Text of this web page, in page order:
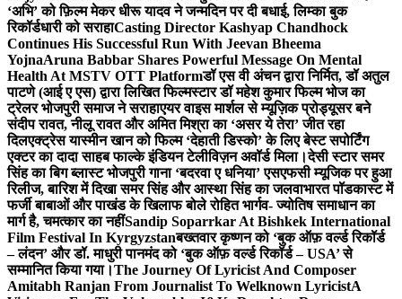
‘अभि’ को फ़िल्म मेकर धीरू यादव ने जन्मदिन पर दी बधाई, लिम्का बुक
रिकॉर्डधारी को सराहाCasting Director Kashyap Chandhock
Continues His Successful Run With Jeevan Bheema
YojnaAruna Babbar Shares Powerful Message On Mental
Health At MSTV OTT Platformडॉ एस वी अंचन द्वारा निर्मित, डॉ अतुल
पाटणे (आई ए एस) द्वारा लिखित फिल्मस्टार डॉ महेश कुमार फिल्म भोज का
ट्रेलर भोजपुरी समाज ने सराहाएयर वाइस मार्शल से म्यूज़िक प्रोड्यूसर बने
संदीप रावत, नीलू रावत और अमित मिश्रा का ‘असर ये तेरा’ जीत रहा
दिलएक्ट्रेस यास्मीन खान को फिल्म ‘देहाती डिस्को’ के लिए बेस्ट सपोर्टिंग
एक्टर का दादा साहब फाल्के इंडियन टेलीविज़न अवॉर्ड मिला।देसी स्टार समर
सिंह का बिग ब्लास्ट भोजपुरी गाना ‘बदरवा ए धनिया’ एसएफसी म्यूजिक पर हुआ
रिलीज, बारिश में दिखा समर सिंह और आस्था सिंह का जलवाभारत पॉडकास्ट में
फर्जी बाबाओं और पाखंड के खिलाफ बोले रोहित भार्गव- ज्योतिष समाधान का
मार्ग है, चमत्कार का नहींSandip Soparrkar At Bishkek International
Film Festival In Kyrgyzstanबख्तवार कृष्णन को ‘बुक ऑफ़ वर्ल्ड रिकॉर्ड
– लंदन’ और डॉ. माधुरी पानमंद को ‘बुक ऑफ़ वर्ल्ड रिकॉर्ड – USA’ से
सम्मानित किया गया।The Journey Of Lyricist And Composer
Amitabh Ranjan From Journalist To Welknown LyricistA